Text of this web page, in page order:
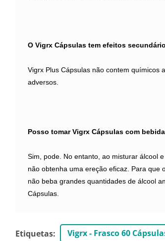
O Vigrx Cápsulas tem efeitos
Vigrx Plus Cápsulas não contem químicos
adversos.
Posso tomar Vigrx Cápsulas com
Sim, pode. No entanto, ao misturar álcool
não obtenha uma ereção eficaz. Para que
não beba grandes quantidades de álcool
Cápsulas.
Etiquetas: Vigrx - Frasco 60